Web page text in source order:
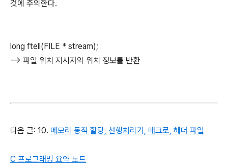
것에 주의한다.
long ftell(FILE * stream);
--> 파일 위치 지시자의 위치 정보를 반환
다음 글: 10. 메모리 동적 할당, 선행처리기, 매크로, 헤더 파일
C 프로그래밍 요약 노트